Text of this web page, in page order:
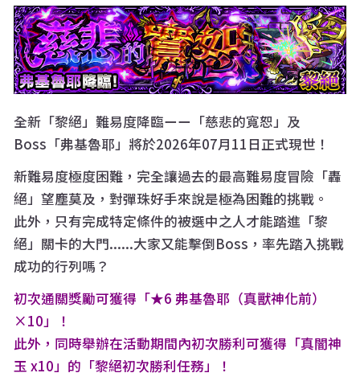
全新「黎絕」難易度降臨ーー「慈悲的寬恕」及
Boss「弗基魯耶」將於2026年07月11日正式現世！
新難易度極度困難，完全讓過去的最高難易度冒險「轟
絕」望塵莫及，對彈珠好手來說是極為困難的挑戰。
此外，只有完成特定條件的被選中之人才能踏進「黎
絕」關卡的大門......大家又能擊倒Boss，率先踏入挑戰
成功的行列嗎？
初次通關獎勵可獲得「★6 弗基魯耶（真獸神化前）
×10」！
此外，同時舉辦在活動期間內初次勝利可獲得「真闇神
玉 x10」的「黎絕初次勝利任務」！